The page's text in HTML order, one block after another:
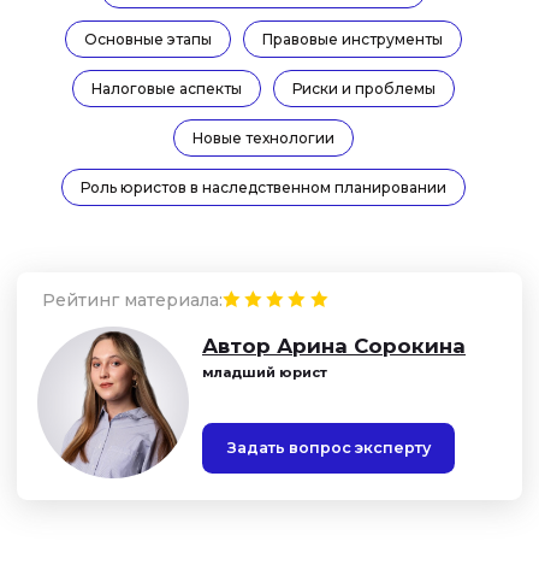
Основные этапы Правовые инструменты
Налоговые аспекты Риски и проблемы
Новые технологии
Роль юристов в наследственном планировании